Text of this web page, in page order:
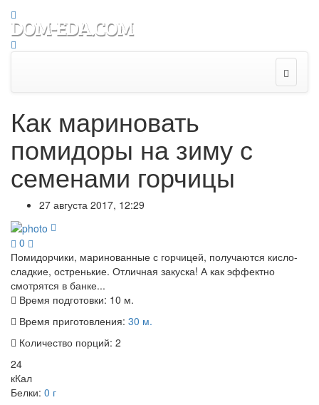
Как мариновать
помидоры на зиму с
семенами горчицы
27 августа 2017, 12:29
0
Помидорчики, маринованные с горчицей, получаются кисло-
сладкие, остренькие. Отличная закуска! А как эффектно
смотрятся в банке...
Время подготовки: 10 м.
Время приготовления: 30 м.
Количество порций: 2
24
кКал
Белки: 0 г